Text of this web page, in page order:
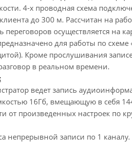
4-х проводная схема
до 300 м. Рассчитан на
переговоров осуществляется на
для работы по
Кроме прослушивания
в реальном времени.
ведет запись
16Гб, вмещающую в себя
от произведенных настроек по
непрерывной записи по 1 каналу.